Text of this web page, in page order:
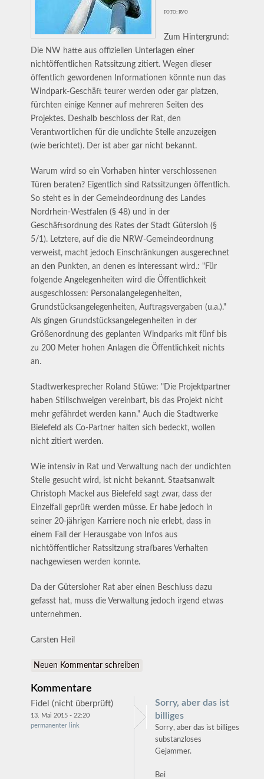
FOTO: RVO
Zum Hintergrund:
Die NW hatte aus offiziellen Unterlagen einer
nichtöffentlichen Ratssitzung zitiert. Wegen dieser
öffentlich gewordenen Informationen könnte nun das
Windpark-Geschäft teurer werden oder gar platzen,
fürchten einige Kenner auf mehreren Seiten des
Projektes. Deshalb beschloss der Rat, den
Verantwortlichen für die undichte Stelle anzuzeigen
(wie berichtet). Der ist aber gar nicht bekannt.
Warum wird so ein Vorhaben hinter verschlossenen
Türen beraten? Eigentlich sind Ratssitzungen öffentlich.
So steht es in der Gemeindeordnung des Landes
Nordrhein-Westfalen (§ 48) und in der
Geschäftsordnung des Rates der Stadt Gütersloh (§
5/1). Letztere, auf die die NRW-Gemeindeordnung
verweist, macht jedoch Einschränkungen ausgerechnet
an den Punkten, an denen es interessant wird.: "Für
folgende Angelegenheiten wird die Öffentlichkeit
ausgeschlossen: Personalangelegenheiten,
Grundstücksangelegenheiten, Auftragsvergaben (u.a.)."
Als gingen Grundstücksangelegenheiten in der
Größenordnung des geplanten Windparks mit fünf bis
zu 200 Meter hohen Anlagen die Öffentlichkeit nichts
an.
Stadtwerkesprecher Roland Stüwe: "Die Projektpartner
haben Stillschweigen vereinbart, bis das Projekt nicht
mehr gefährdet werden kann." Auch die Stadtwerke
Bielefeld als Co-Partner halten sich bedeckt, wollen
nicht zitiert werden.
Wie intensiv in Rat und Verwaltung nach der undichten
Stelle gesucht wird, ist nicht bekannt. Staatsanwalt
Christoph Mackel aus Bielefeld sagt zwar, dass der
Einzelfall geprüft werden müsse. Er habe jedoch in
seiner 20-jährigen Karriere noch nie erlebt, dass in
einem Fall der Herausgabe von Infos aus
nichtöffentlicher Ratssitzung strafbares Verhalten
nachgewiesen werden konnte.
Da der Gütersloher Rat aber einen Beschluss dazu
gefasst hat, muss die Verwaltung jedoch irgend etwas
unternehmen.
Carsten Heil
Neuen Kommentar schreiben
Kommentare
Fidel (nicht überprüft)
13. Mai 2015 - 22:20
permanenter link
Sorry, aber das ist
billiges
Sorry, aber das ist billiges
substanzloses
Gejammer.
Bei